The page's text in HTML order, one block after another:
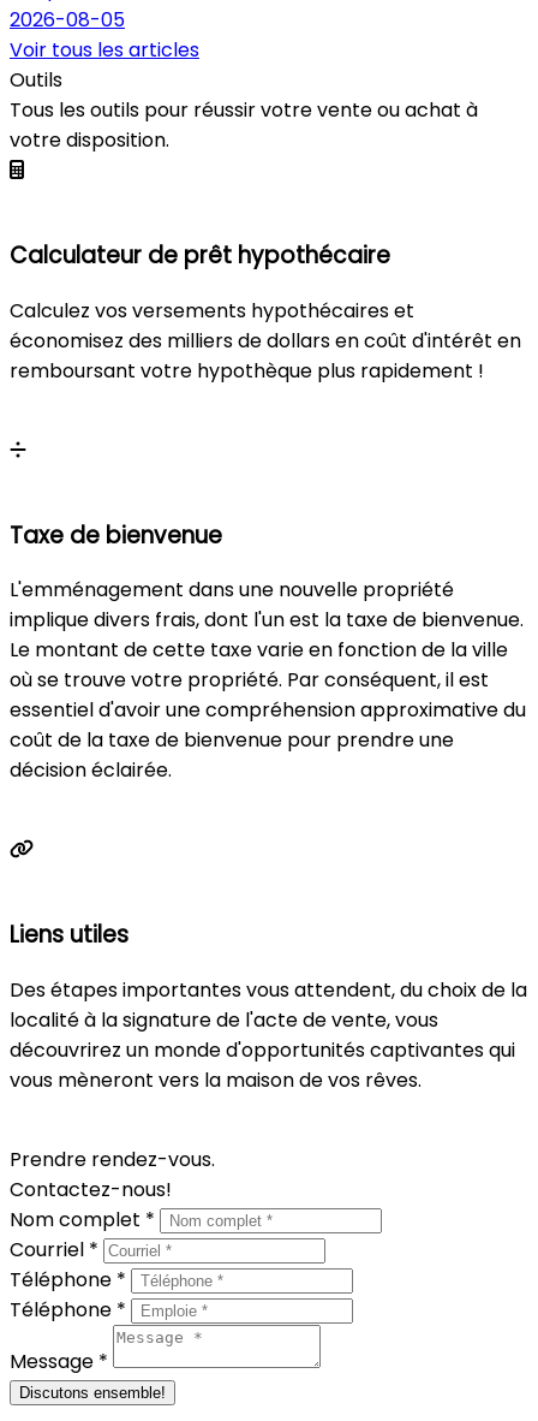
Lire plus...
2026-08-05
Voir tous les articles
Outils
Tous les outils pour réussir votre vente ou achat à
votre disposition.
Calculez vos versements hypothécaires et
économisez des milliers de dollars en coût d'intérêt en
Calculer
L'emménagement dans une nouvelle propriété
implique divers frais, dont l'un est la taxe de bienvenue.
Le montant de cette taxe varie en fonction de la ville
où se trouve votre propriété. Par conséquent, il est
essentiel d'avoir une compréhension approximative du
coût de la taxe de bienvenue pour prendre une
Calculer
Des étapes importantes vous attendent, du choix de la
localité à la signature de l'acte de vente, vous
découvrirez un monde d'opportunités captivantes qui
En savoir plus
Prendre rendez-vous.
Contactez-nous!
Nom complet *
Courriel *
Téléphone *
Téléphone *
Message *